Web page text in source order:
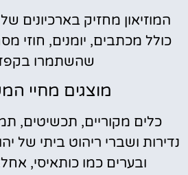
המוזיאון מחזיק בארכיונים
כולל מכתבים, יומנים, חוזי
שהשתמרו
מוצגים מחיי
כלים מקוריים, תכשיטים,
נדירות ושברי ריהוט ביתי של
ובערים כמו כותאיסי,